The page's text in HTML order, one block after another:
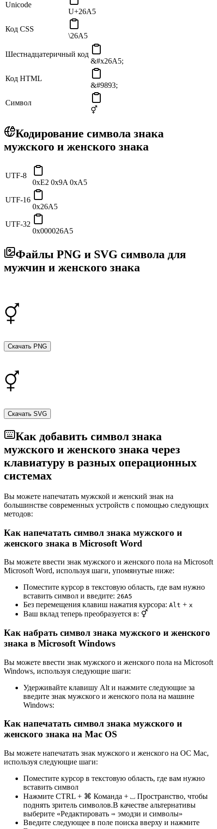
Unicode
U+26A5
Код CSS
\26A5
Шестнадцатеричный код
&#x26A5;
Код HTML
&#9893;
Символ
⚥
Кодирование символа знака
мужского и женского знака
UTF-8
0xE2 0x9A 0xA5
UTF-16
0x26A5
UTF-32
0x000026A5
Файлы PNG и SVG символа для
мужчин и женского знака
Скачать PNG
Скачать SVG
Как добавить символ знака
мужского и женского знака через
клавиатуру в разных операционных
системах
Вы можете напечатать мужской и женский знак на
большинстве современных устройств с помощью следующих
методов:
Как напечатать символ знака мужского и
женского знака в Microsoft Word
Вы можете ввести знак мужского и женского пола на Microsoft
Microsoft Word, используя шаги, упомянутые ниже:
Поместите курсор в текстовую область, где вам нужно
вставить символ и введите: 26A5
Без перемещения клавиш нажатия курсора: Alt + x
Ваш вклад теперь преобразуется в: ⚥
Как набрать символ знака мужского и женского
знака в Microsoft Windows
Вы можете ввести знак мужского и женского пола на Microsoft
Windows, используя следующие шаги:
Удерживайте клавишу Alt и нажмите следующие за
введите знак мужского и женского пола на машине
Windows:
Как напечатать символ знака мужского и
женского знака на Mac OS
Вы можете напечатать знак мужского и женского на ОС Mac,
используя следующие шаги:
Поместите курсор в текстовую область, где вам нужно
вставить символ
Нажмите CTRL + ⌘ Команда + ⎵ Пространство, чтобы
поднять зритель символов.В качестве альтернативы
выберите «Редактировать ⇒ эмодзи и символы»
Введите следующее в поле поиска вверху и нажмите